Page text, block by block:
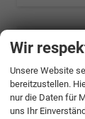
Wir
Unsere Website
bereitzustellen.
nur die Daten für
uns Ihr